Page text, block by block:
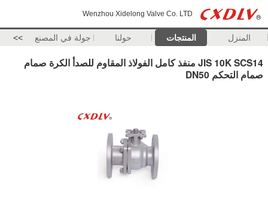
Wenzhou Xidelong Valve Co. LTD
المنزل المنتجات حولنا جولة في المصنع >>
JIS 10K SCS14 منفذ كامل الفولاذ المقاوم للصدأ الكرة صمام
صمام التحكم DN50